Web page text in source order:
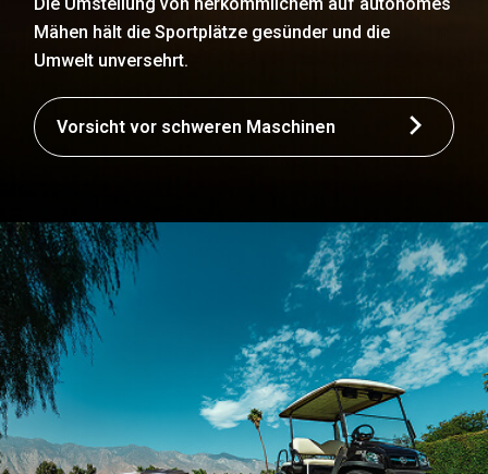
Mähen hält die Sportplätze gesünder und die
Umwelt unversehrt.
Vorsicht vor schweren Maschinen